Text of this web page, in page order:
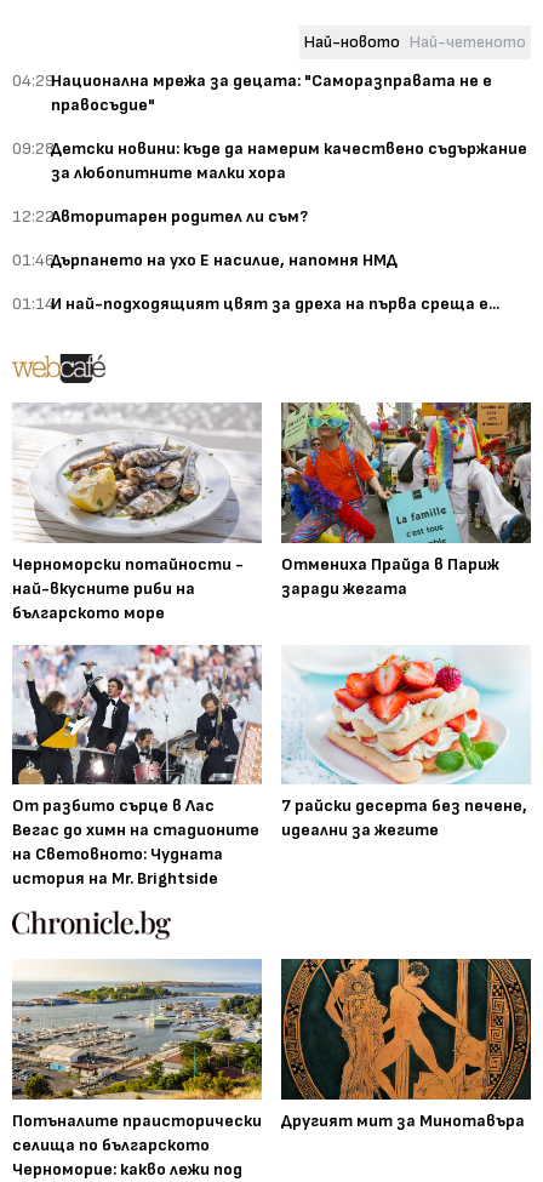
Най-новото Най-четеното
04:29Национална мрежа за децата: "Саморазправата не е
правосъдие"
09:28Детски новини: къде да намерим качествено съдържание
за любопитните малки хора
12:22Авторитарен родител ли съм?
01:46Дърпането на ухо Е насилие, напомня НМД
01:14И най-подходящият цвят за дреха на първа среща е...
Черноморски потайности -
най-вкусните риби на
българското море
Отмениха Прайда в Париж
заради жегата
От разбито сърце в Лас
Вегас до химн на стадионите
на Световното: Чудната
история на Mr. Brightside
7 райски десерта без печене,
идеални за жегите
Потъналите праисторически
селища по българското
Черноморие: какво лежи под
Другият мит за Минотавъра